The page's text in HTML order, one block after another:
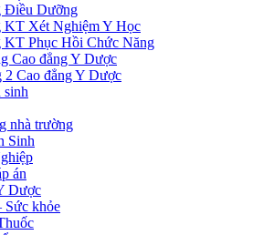
Điều Dưỡng
KT Xét Nghiệm Y Học
KT Phục Hồi Chức Năng
Cao đẳng Y Dược
2 Cao đẳng Y Dược
sinh
nhà trường
Sinh
án
Dược
Sức khỏe